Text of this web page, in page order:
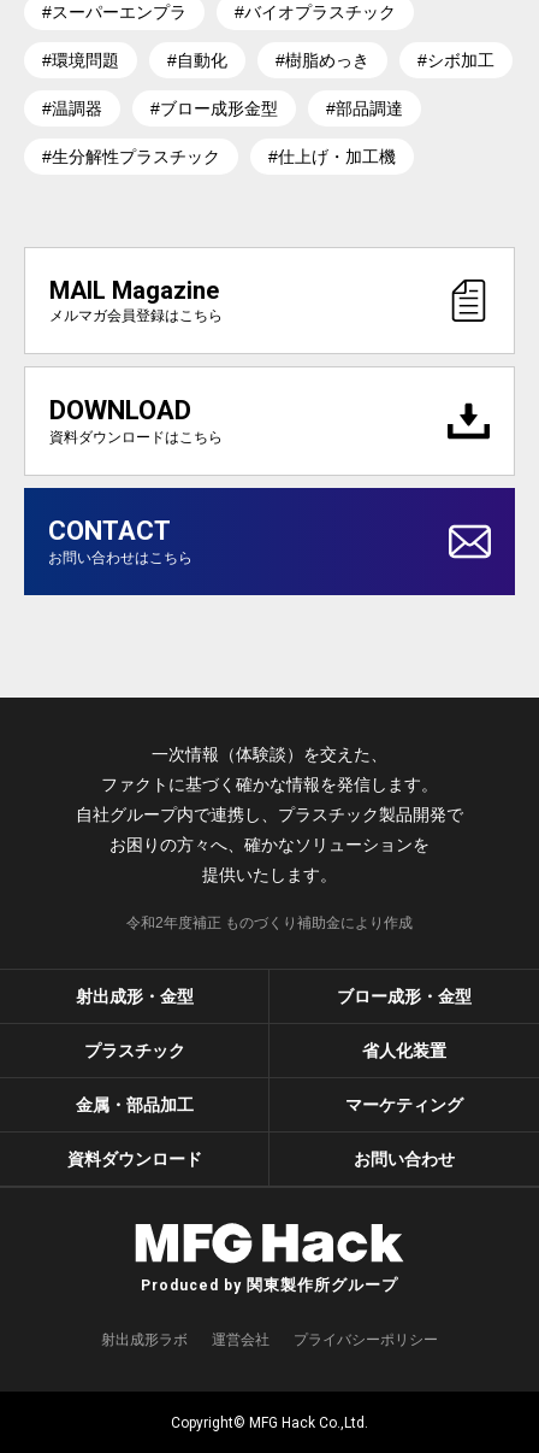
#スーパーエンプラ #バイオプラスチック
#環境問題 #自動化 #樹脂めっき #シボ加工
#温調器 #ブロー成形金型 #部品調達
#生分解性プラスチック #仕上げ・加工機
MAIL Magazine
メルマガ会員登録はこちら
DOWNLOAD
資料ダウンロードはこちら
CONTACT
お問い合わせはこちら
一次情報（体験談）を交えた、
ファクトに基づく確かな情報を発信します。
自社グループ内で連携し、プラスチック製品開発で
お困りの方々へ、確かなソリューションを
提供いたします。
令和2年度補正 ものづくり補助金により作成
射出成形・金型 ブロー成形・金型
プラスチック 省人化装置
金属・部品加工 マーケティング
資料ダウンロード お問い合わせ
Produced by 関東製作所グループ
射出成形ラボ 運営会社 プライバシーポリシー
Copyright© MFG Hack Co.,Ltd.